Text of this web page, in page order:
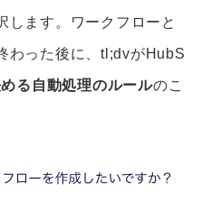
します。ワークフローと
わった後に、tl;dvがHubS
る自動処理のルールのこ